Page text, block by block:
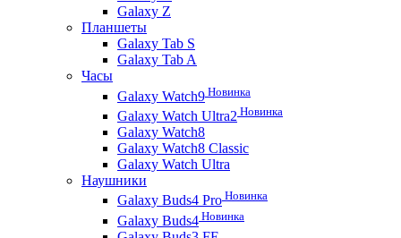
Galaxy Z
Планшеты
Galaxy Tab S
Galaxy Tab A
Часы
Galaxy Watch9 Новинка
Galaxy Watch Ultra2 Новинка
Galaxy Watch8
Galaxy Watch8 Classic
Galaxy Watch Ultra
Наушники
Galaxy Buds4 Pro Новинка
Galaxy Buds4 Новинка